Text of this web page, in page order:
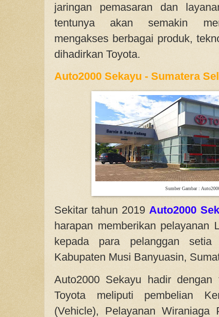
jaringan pemasaran dan
tentunya akan semakin
mengakses berbagai produk,
dihadirkan Toyota.
Auto2000 Sekayu - Sumatera
Sumber Gambar :
Sekitar tahun 2019 Auto2000
harapan memberikan pelayanan
kepada para pelanggan
Kabupaten Musi Banyuasin,
Auto2000 Sekayu hadir dengan
Toyota meliputi pembelian
(Vehicle), Pelayanan Wiraniaga